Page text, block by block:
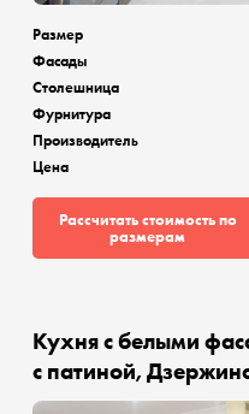
Размер
Фасады
Столешница
Фурнитура
Производитель
Цена
Рассчитать стоимость по
размерам
Кухня с белыми
с патиной,